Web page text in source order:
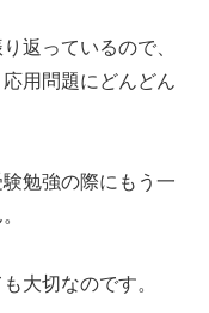
返っているので、
用問題にどんどん
勉強の際にもう一
大切なのです。